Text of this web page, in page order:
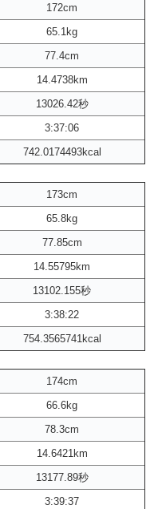
172cm
65.1kg
77.4cm
14.4738km
13026.42秒
3:37:06
742.0174493kcal
173cm
65.8kg
77.85cm
14.55795km
13102.155秒
3:38:22
754.3565741kcal
174cm
66.6kg
78.3cm
14.6421km
13177.89秒
3:39:37